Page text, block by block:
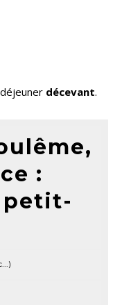
décevant.
:
petit-